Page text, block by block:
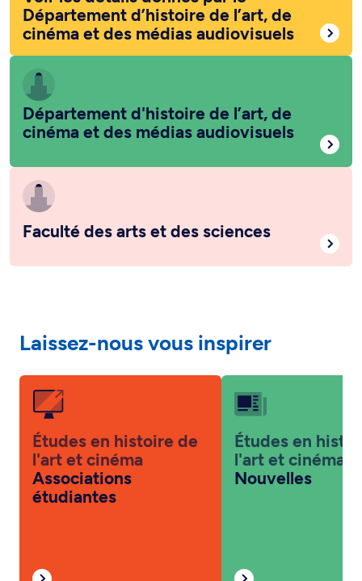
Département d’histoire de l’art, de
cinéma et des médias audiovisuels
Département d'histoire de l’art, de
cinéma et des médias audiovisuels
Faculté des arts et des sciences
Laissez-nous vous inspirer
Études en histoire de
l'art et cinéma
Associations
étudiantes
Études en
l'art et cinéma
Nouvelles